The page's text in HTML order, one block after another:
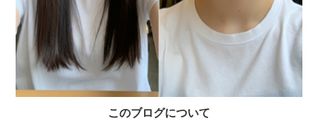
このブログについて